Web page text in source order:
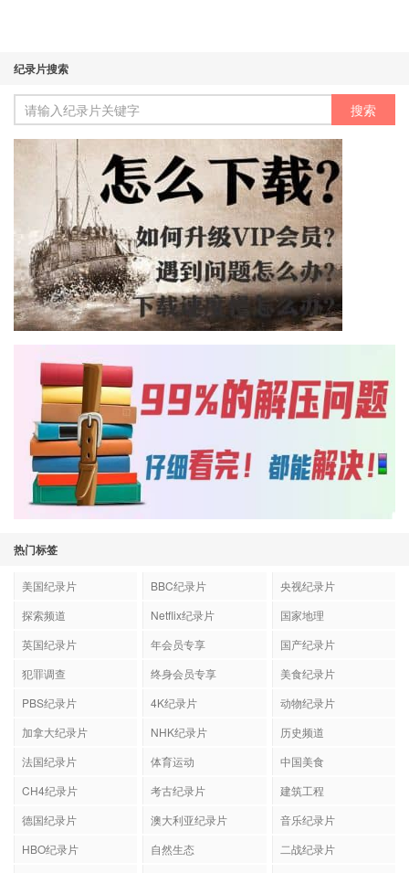
纪录片搜索
热门标签
美国纪录片 BBC纪录片
央视纪录片
探索频道
Netflix纪录片
国家地理
英国纪录片
年会员专享
国产纪录片
犯罪调查
终身会员专享
美食纪录片
PBS纪录片
4K纪录片
动物纪录片
加拿大纪录片
NHK纪录片
历史频道
法国纪录片
体育运动
中国美食
CH4纪录片
考古纪录片
建筑工程
德国纪录片
澳大利亚纪录片
音乐纪录片
HBO纪录片
自然生态
二战纪录片